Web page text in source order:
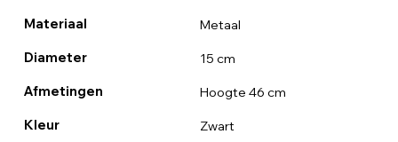
Materiaal Metaal
Diameter 15 cm
Afmetingen Hoogte 46 cm
Kleur Zwart